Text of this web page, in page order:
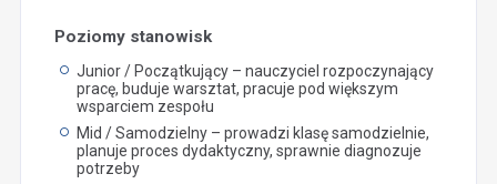
Poziomy stanowisk
Junior / Początkujący – nauczyciel rozpoczynający
pracę, buduje warsztat, pracuje pod większym
wsparciem zespołu
Mid / Samodzielny – prowadzi klasę samodzielnie,
planuje proces dydaktyczny, sprawnie diagnozuje
potrzeby